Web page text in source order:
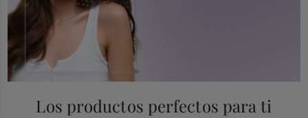
Los productos perfectos para ti